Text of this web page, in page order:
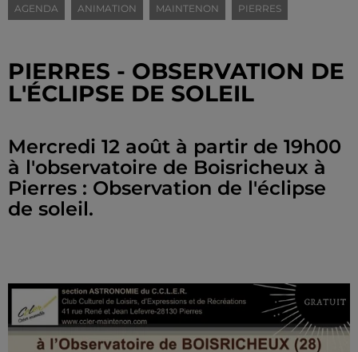
AGENDA ANIMATION MAINTENON PIERRES
PIERRES - OBSERVATION DE
L'ÉCLIPSE DE SOLEIL
Mercredi 12 août à partir de 19h00
à l'observatoire de Boisricheux à
Pierres : Observation de l'éclipse
de soleil.